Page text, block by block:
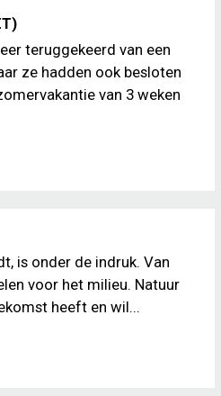
teruggekeerd van een
ze hadden ook besloten
van 3 weken
is onder de indruk. Van
voor het milieu. Natuur
heeft en wil...